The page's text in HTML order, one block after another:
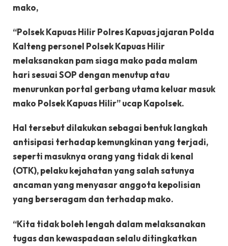
mako,
“Polsek Kapuas Hilir Polres Kapuas jajaran Polda
Kalteng personel Polsek Kapuas Hilir
melaksanakan pam siaga mako pada malam
hari sesuai SOP dengan menutup atau
menurunkan portal gerbang utama keluar masuk
mako Polsek Kapuas Hilir” ucap Kapolsek.
Hal tersebut dilakukan sebagai bentuk langkah
antisipasi terhadap kemungkinan yang terjadi,
seperti masuknya orang yang tidak di kenal
(OTK), pelaku kejahatan yang salah satunya
ancaman yang menyasar anggota kepolisian
yang berseragam dan terhadap mako.
“Kita tidak boleh lengah dalam melaksanakan
tugas dan kewaspadaan selalu ditingkatkan